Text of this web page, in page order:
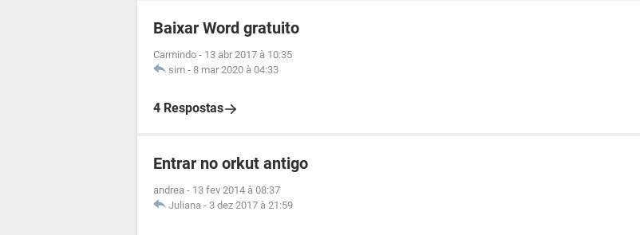
Baixar Word gratuito
Carmindo - 13 abr 2017 à 10:35
sim - 8 mar 2020 à 04:33
4 Respostas
Entrar no orkut antigo
andrea - 13 fev 2014 à 08:37
Juliana - 3 dez 2017 à 21:59